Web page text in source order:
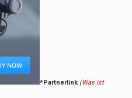
*Partnerlink (Was ist